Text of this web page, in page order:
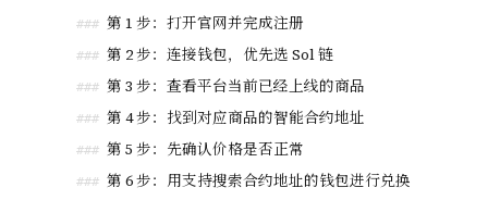
### 第 1 步：打开官网并完成注册
### 第 2 步：连接钱包，优先选 Sol 链
### 第 3 步：查看平台当前已经上线的商品
### 第 4 步：找到对应商品的智能合约地址
### 第 5 步：先确认价格是否正常
### 第 6 步：用支持搜索合约地址的钱包进行兑换